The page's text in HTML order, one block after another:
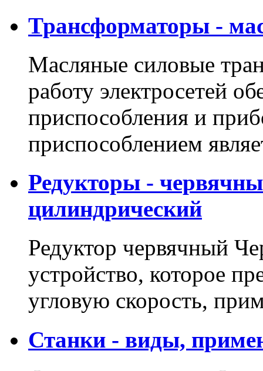
Трансформаторы -
Масляные силовые
работу электросетей
приспособления и
приспособлением
Редукторы -
цилиндрический
Редуктор червячный
устройство, которое
угловую скорость,
Станки - виды,